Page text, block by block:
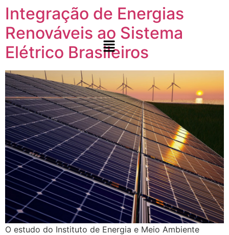
Integração de Energias
Renováveis ao Sistema
Elétrico Brasileiros
O estudo do Instituto de Energia e Meio Ambiente